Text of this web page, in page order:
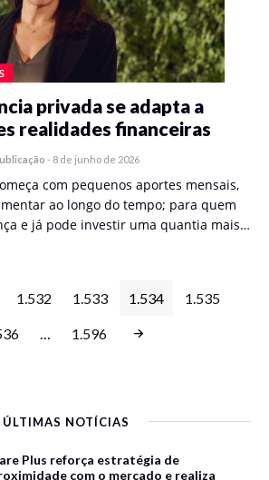
privada se adapta a
realidades financeiras
- 8 de junho de 2026
com pequenos aportes mensais,
ao longo do tempo; para quem
e já pode investir uma quantia mais…
1.532 1.533 1.534 1.535
… 1.596
ÚLTIMAS NOTÍCIAS
Plus reforça estratégia de
com o mercado e realiza